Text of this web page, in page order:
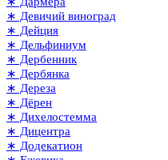
∗ Девичий виноград
∗ Дейция
∗ Дельфиниум
∗ Дербенник
∗ Дербянка
∗ Дереза
∗ Дёрен
∗ Дихелостемма
∗ Дицентра
∗ Додекатион